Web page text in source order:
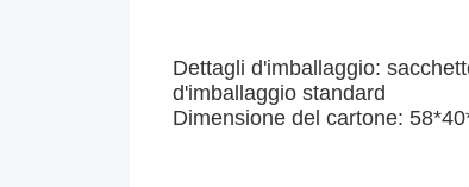
Dettagli d'imballaggio:
d'imballaggio standard
Dimensione del cartone: